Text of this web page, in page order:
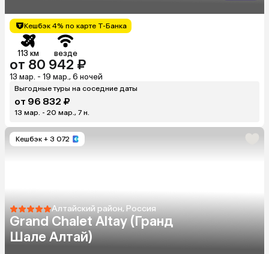
Кешбэк 4% по карте Т-Банка
113 км везде
от 80 942 ₽
13 мар. - 19 мар., 6 ночей
Выгодные туры на соседние даты
от 96 832 ₽
13 мар. - 20 мар., 7 н.
Кешбэк + 3 072
Алтайский район, Россия
Grand Chalet Altay (Гранд
Шале Алтай)